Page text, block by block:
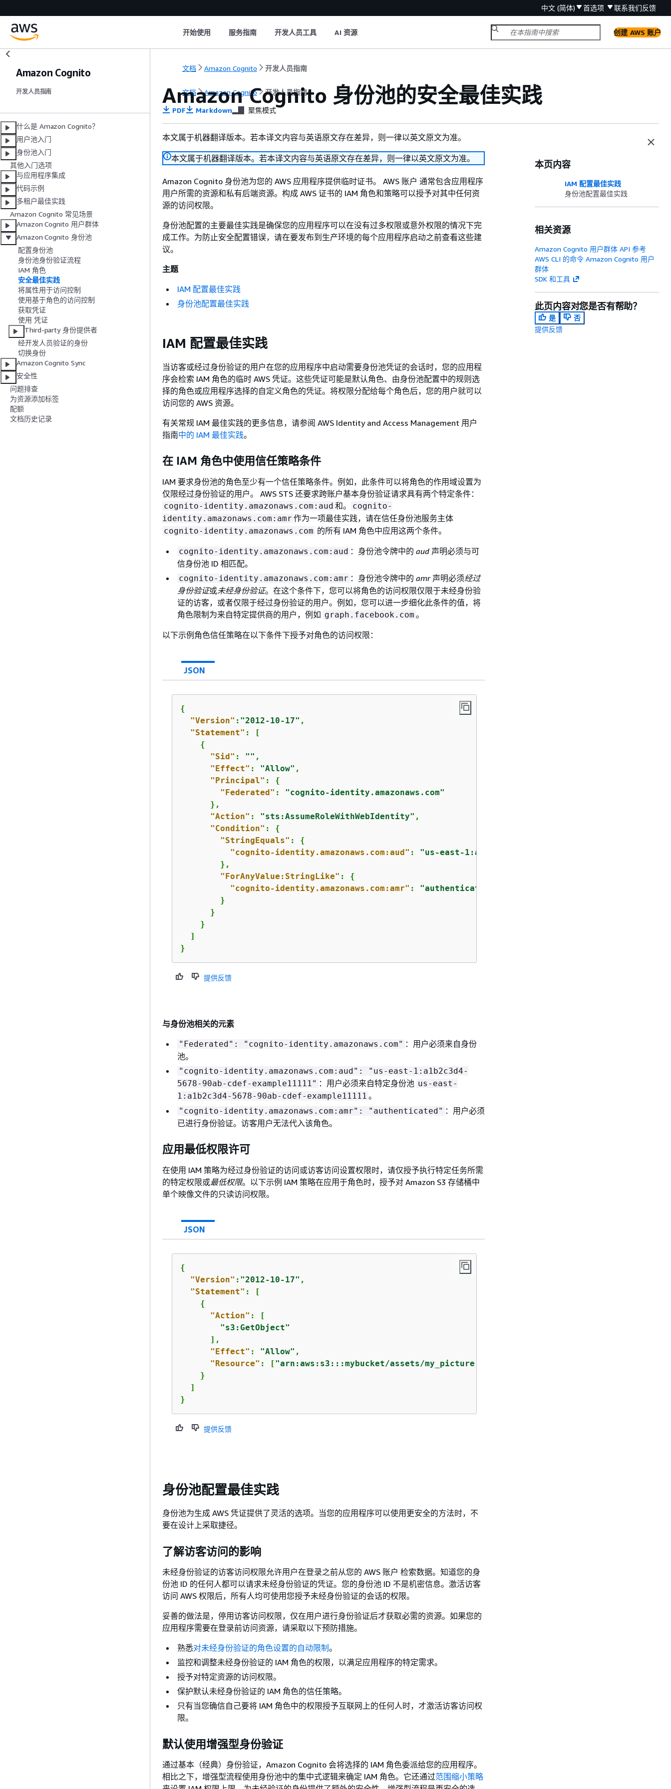
中文 (简体) 首选项 联系我们反馈
开始使用 服务指南 开发人员工具 AI 资源 创建 AWS 账户
Amazon Cognito
开发人员指南
什么是 Amazon Cognito？
用户池入门
身份池入门
其他入门选项
与应用程序集成
代码示例
多租户最佳实践
Amazon Cognito 常见场景
Amazon Cognito 用户群体
Amazon Cognito 身份池
配置身份池
身份池身份验证流程
IAM 角色
安全最佳实践
将属性用于访问控制
使用基于角色的访问控制
获取凭证
使用 凭证
Third-party 身份提供者
经开发人员验证的身份
切换身份
Amazon Cognito Sync
安全性
问题排查
为资源添加标签
配额
文档历史记录
文档 Amazon Cognito 开发人员指南
文档 Amazon Cognito 开发人员指南
Amazon Cognito 身份池的安全最佳实践
PDF Markdown 聚焦模式
本文属于机器翻译版本。若本译文内容与英语原文存在差异，则一律以英文原文为准。
本文属于机器翻译版本。若本译文内容与英语原文存在差异，则一律以英文原文为准。
Amazon Cognito 身份池为您的 AWS 应用程序提供临时证书。 AWS 账户 通常包含应用程序
用户所需的资源和私有后端资源。构成 AWS 证书的 IAM 角色和策略可以授予对其中任何资
源的访问权限。
身份池配置的主要最佳实践是确保您的应用程序可以在没有过多权限或意外权限的情况下完
成工作。为防止安全配置错误，请在要发布到生产环境的每个应用程序启动之前查看这些建
议。
主题
IAM 配置最佳实践
身份池配置最佳实践
IAM 配置最佳实践
当访客或经过身份验证的用户在您的应用程序中启动需要身份池凭证的会话时，您的应用程
序会检索 IAM 角色的临时 AWS 凭证。这些凭证可能是默认角色、由身份池配置中的规则选
择的角色或应用程序选择的自定义角色的凭证。将权限分配给每个角色后，您的用户就可以
访问您的 AWS 资源。
有关常规 IAM 最佳实践的更多信息，请参阅 AWS Identity and Access Management 用户
指南中的 IAM 最佳实践。
在 IAM 角色中使用信任策略条件
IAM 要求身份池的角色至少有一个信任策略条件。例如，此条件可以将角色的作用域设置为
仅限经过身份验证的用户。 AWS STS 还要求跨账户基本身份验证请求具有两个特定条件：
cognito-identity.amazonaws.com:aud 和。
cognito-
identity.amazonaws.com:amr 作为一项最佳实践，请在信任身份池服务主体
cognito-identity.amazonaws.com 的所有 IAM 角色中应用这两个条件。
cognito-identity.amazonaws.com:aud ：身份池令牌中的 aud 声明必须与可
信身份池 ID 相匹配。
cognito-identity.amazonaws.com:amr ：身份池令牌中的 amr声明必须经过
身份验证或未经身份验证。在这个条件下，您可以将角色的访问权限仅限于未经身份验
证的访客，或者仅限于经过身份验证的用户。例如，您可以进一步细化此条件的值，将
角色限制为来自特定提供商的用户，例如 graph.facebook.com 。
以下示例角色信任策略在以下条件下授予对角色的访问权限：
JSON
{
"Version" : "2012-10-17" ,
"Statement" : [
{
"Sid" : "" ,
"Effect" : "Allow" ,
"Principal" : {
"Federated" : "cognito-identity.amazonaws.com"
      },
"Action" : "sts:AssumeRoleWithWebIdentity" ,
"Condition" : {
"StringEquals" : {
"cognito-identity.amazonaws.com:aud" : "us-east-1:a1b2c3d4-5678-90ab-cdef-EXAMPLE11111"
        },
"ForAnyValue:StringLike" : {
"cognito-identity.amazonaws.com:amr" : "authenticated"
        }
      }
    }
  ]
}
提供反馈
与身份池相关的元素
"Federated": "cognito-identity.amazonaws.com" ：用户必须来自身份
池。
"cognito-identity.amazonaws.com:aud": "us-east-1:a1b2c3d4-
5678-90ab-cdef-example11111" ：用户必须来自特定身份池 us-east-
1:a1b2c3d4-5678-90ab-cdef-example11111 。
"cognito-identity.amazonaws.com:amr": "authenticated" ：用户必须
已进行身份验证。访客用户无法代入该角色。
应用最低权限许可
在使用 IAM 策略为经过身份验证的访问或访客访问设置权限时，请仅授予执行特定任务所需
的特定权限或最低权限。以下示例 IAM 策略在应用于角色时，授予对 Amazon S3 存储桶中
单个映像文件的只读访问权限。
JSON
{
"Version" : "2012-10-17" ,
"Statement" : [
{
"Action" : [
"s3:GetObject"
      ],
"Effect" : "Allow" ,
"Resource" : ["arn:aws:s3:::mybucket/assets/my_picture.jpg"
    }
  ]
}
提供反馈
身份池配置最佳实践
身份池为生成 AWS 凭证提供了灵活的选项。当您的应用程序可以使用更安全的方法时，不
要在设计上采取捷径。
了解访客访问的影响
未经身份验证的访客访问权限允许用户在登录之前从您的 AWS 账户 检索数据。知道您的身
份池 ID 的任何人都可以请求未经身份验证的凭证。您的身份池 ID 不是机密信息。激活访客
访问 AWS 权限后，所有人均可使用您授予未经身份验证的会话的权限。
妥善的做法是，停用访客访问权限，仅在用户进行身份验证后才获取必需的资源。如果您的
应用程序需要在登录前访问资源，请采取以下预防措施。
熟悉对未经身份验证的角色设置的自动限制 。
监控和调整未经身份验证的 IAM 角色的权限，以满足应用程序的特定需求。
授予对特定资源的访问权限。
保护默认未经身份验证的 IAM 角色的信任策略。
只有当您确信自己要将 IAM 角色中的权限授予互联网上的任何人时，才激活访客访问权
限。
默认使用增强型身份验证
通过基本（经典）身份验证，Amazon Cognito 会将选择的 IAM 角色委派给您的应用程序。
相比之下，增强型流程使用身份池中的集中式逻辑来确定 IAM 角色。它还通过范围缩小策略
本页内容
IAM 配置最佳实践
身份池配置最佳实践
相关资源
Amazon Cognito 用户群体 API 参考
AWS CLI 的命令 Amazon Cognito 用户
群体
SDK 和工具
此页内容对您是否有帮助？
是
否
提供反馈